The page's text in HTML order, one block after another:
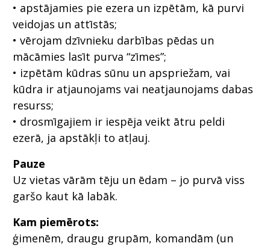
• apstājamies pie ezera un izpētām, kā purvi
veidojas un attīstās;
• vērojam dzīvnieku darbības pēdas un
mācāmies lasīt purva “zīmes”;
• izpētām kūdras sūnu un apspriežam, vai
kūdra ir atjaunojams vai neatjaunojams dabas
resurss;
• drosmīgajiem ir iespēja veikt ātru peldi
ezerā, ja apstākļi to atļauj.
Pauze
Uz vietas vārām tēju un ēdam – jo purvā viss
garšo kaut kā labāk.
Kam piemērots:
ģimenēm, draugu grupām, komandām (un